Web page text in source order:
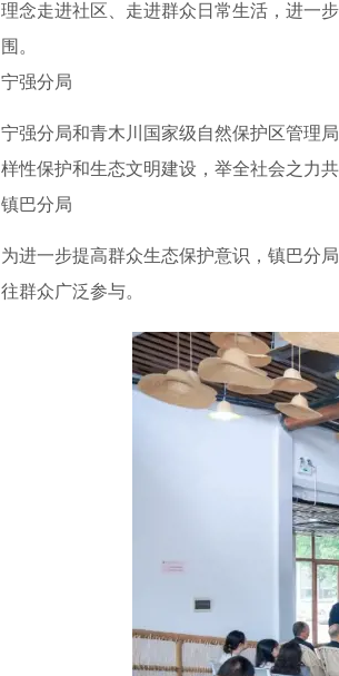
理念走进社区、走进群众日常生活，进一
围。
宁强分局
宁强分局和青木川国家级自然保护区管理
样性保护和生态文明建设，举全社会之力
镇巴分局
为进一步提高群众生态保护意识，镇巴分
往群众广泛参与。